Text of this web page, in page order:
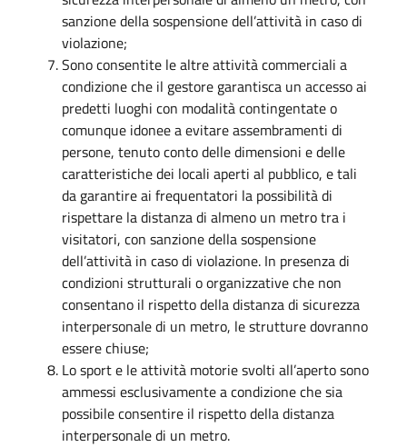
sanzione della sospensione dell’attività in caso di
violazione;
Sono consentite le altre attività commerciali a
condizione che il gestore garantisca un accesso ai
predetti luoghi con modalità contingentate o
comunque idonee a evitare assembramenti di
persone, tenuto conto delle dimensioni e delle
caratteristiche dei locali aperti al pubblico, e tali
da garantire ai frequentatori la possibilità di
rispettare la distanza di almeno un metro tra i
visitatori, con sanzione della sospensione
dell’attività in caso di violazione. In presenza di
condizioni strutturali o organizzative che non
consentano il rispetto della distanza di sicurezza
interpersonale di un metro, le strutture dovranno
essere chiuse;
Lo sport e le attività motorie svolti all’aperto sono
ammessi esclusivamente a condizione che sia
possibile consentire il rispetto della distanza
interpersonale di un metro.